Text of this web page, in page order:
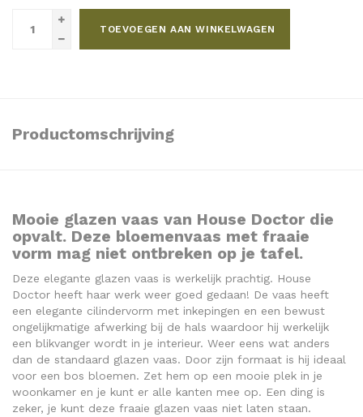
TOEVOEGEN AAN WINKELWAGEN
Productomschrijving
Mooie glazen vaas van House Doctor die
opvalt. Deze bloemenvaas met fraaie
vorm mag niet ontbreken op je tafel.
Deze elegante glazen vaas is werkelijk prachtig. House
Doctor heeft haar werk weer goed gedaan! De vaas heeft
een elegante cilindervorm met inkepingen en een bewust
ongelijkmatige afwerking bij de hals waardoor hij werkelijk
een blikvanger wordt in je interieur. Weer eens wat anders
dan de standaard glazen vaas. Door zijn formaat is hij ideaal
voor een bos bloemen. Zet hem op een mooie plek in je
woonkamer en je kunt er alle kanten mee op. Een ding is
zeker, je kunt deze fraaie glazen vaas niet laten staan.